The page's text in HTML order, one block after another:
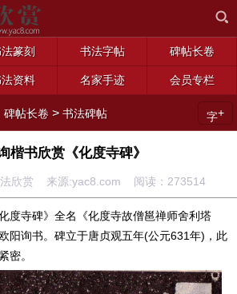
篆刻 书法字帖 碑帖长卷
资料 名家手迹 会员专栏
碑帖长卷 >书法碑帖 字+
楷书欣赏《化度寺碑》
欣赏 来源:yac8.com 阅读： 273514
度寺碑》全名《化度寺故僧邕禅师舍利塔
阳询书。碑立于唐贞观五年(公元631年)，此
密。